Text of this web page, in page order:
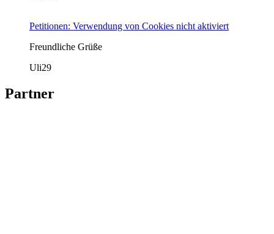
Petitionen: Verwendung von Cookies nicht aktiviert
Freundliche Grüße
Uli29
Partner